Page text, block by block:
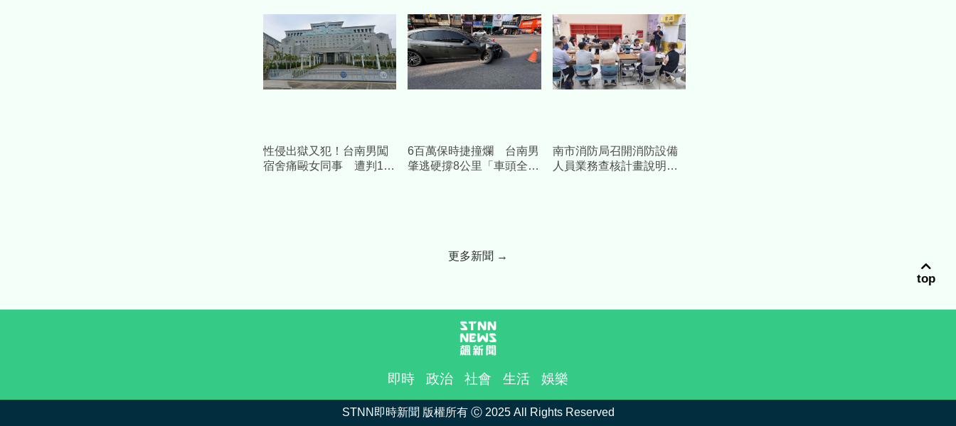
性侵出獄又犯！台南男闖
宿舍痛毆女同事 遭判10
6百萬保時捷撞爛 台南男
肇逃硬撐8公里「車頭全
南市消防局召開消防設備
人員業務查核計畫說明
更多新聞 →
即時 政治 社會 生活 娛樂
STNN即時新聞 版權所有 Ⓒ 2025 All Rights Reserved
top